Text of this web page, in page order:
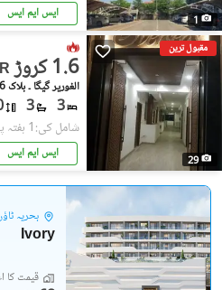
1 ایس ایم ایس
مقبول ترین
29
1.6 کروڑ
الغوریر گیگا ۔ بلاک 16, الغوریر گیگا
3
3
شامل کی:1 ہفتہ پہل
ایس ایم ایس
بحریہ
Ivory
قیمت کا